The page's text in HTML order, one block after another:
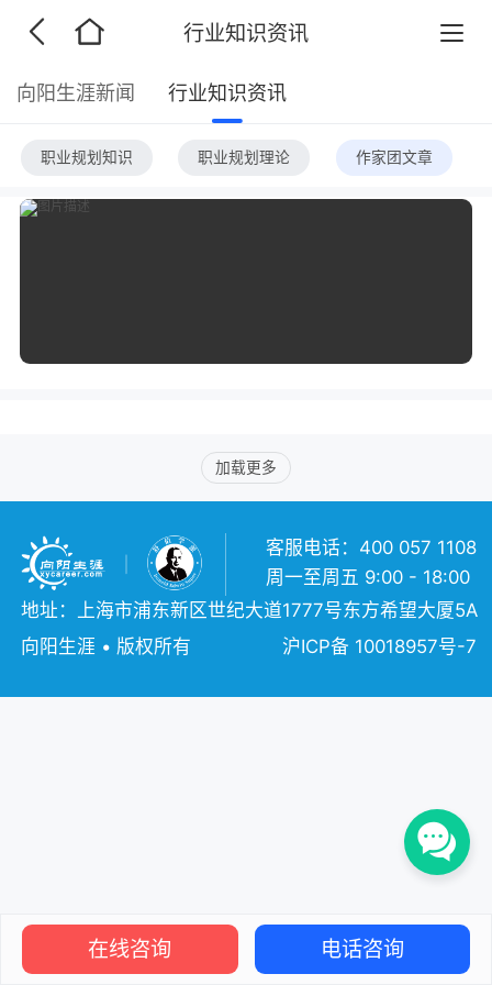
行业知识资讯
向阳生涯新闻 行业知识资讯
职业规划知识 职业规划理论 作家团文章
加载更多
客服电话：400 057 1108
周一至周五 9:00 - 18:00
地址：上海市浦东新区世纪大道1777号东方希望大厦5A
向阳生涯 • 版权所有
沪ICP备 10018957号-7
在线咨询 电话咨询